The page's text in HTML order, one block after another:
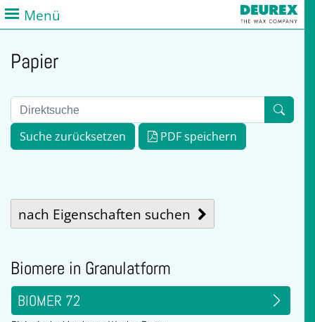
Menü
Papier
Suche zurücksetzen PDF speichern
nach Eigenschaften suchen
Biomere in Granulatform
BIOMER 72